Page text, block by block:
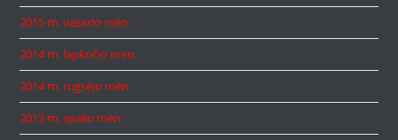
2015 m. vasario mėn.
2014 m. lapkričio mėn.
2014 m. rugsėjo mėn.
2013 m. spalio mėn.